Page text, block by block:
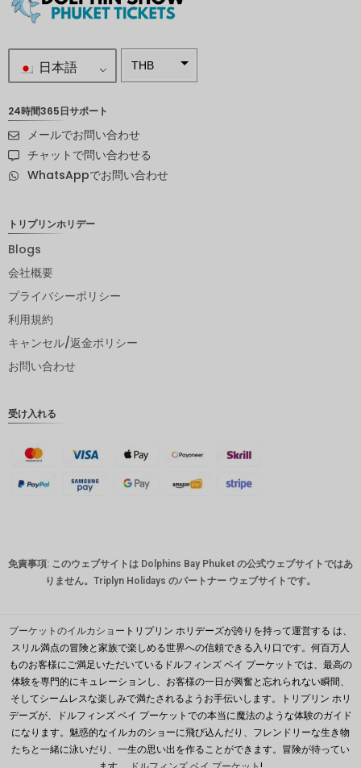
日本語 THB
スウェー
デンクロ
ーナ
ピー
ククロー
オースト
ラリアド
韓国ウォ
ン
人民元
台湾
MYR
PHP の
24時間365日サポート
メールでお問い合わせ
チャットで問い合わせる
WhatsAppでお問い合わせ
トリプリンホリデー
Blogs
会社概要
プライバシーポリシー
利用規約
キャンセル/返金ポリシー
お問い合わせ
受け入れる
免責事項: このウェブサイトは Dolphins Bay Phuket の公式ウェブサイトではあ
りません。Triplyn Holidays のパートナー ウェブサイトです。
プーケットのイルカショー トリプリン ホリデーズが誇りを持って運営する は、
スリル満点の冒険と家族で楽しめる世界への信頼できる入り口です。何百万人
ものお客様にご満足いただいているドルフィンズ ベイ プーケットでは、最高の
体験を専門的にキュレーションし、お客様の一日が興奮と忘れられない瞬間、
そしてシームレスな楽しみで満たされるようお手伝いします。トリプリン ホリ
デーズが、ドルフィンズ ベイ プーケットでの本当に魔法のような体験のガイド
になります。魅惑的なイルカのショーに飛び込んだり、フレンドリーな生き物
たちと一緒に泳いだり、一生の思い出を作ることができます。冒険が待ってい